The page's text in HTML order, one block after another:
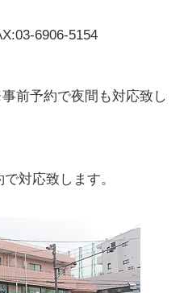
6906-5154
前予約で夜間も対応致し
対応致します。